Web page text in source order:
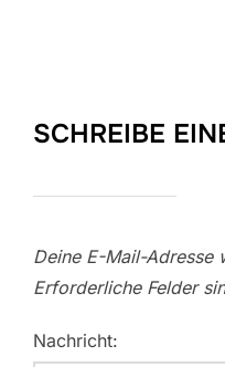
SCHREIBE
Deine E-Mail-
Erforderliche Felder
Nachricht: